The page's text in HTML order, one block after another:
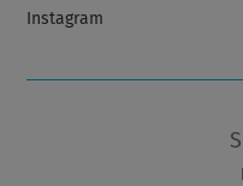
Instagram